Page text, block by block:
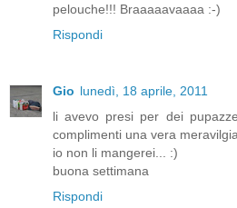
pelouche!!! Braaaaavaaaa :-)
Rispondi
Gio lunedì, 18 aprile, 2011
li avevo presi per dei
complimenti una vera
io non li mangerei... :)
buona settimana
Rispondi